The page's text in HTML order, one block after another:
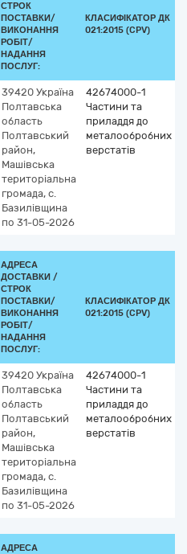
СТРОК
ПОСТАВКИ/
ВИКОНАННЯ
РОБІТ/
НАДАННЯ
ПОСЛУГ:
КЛАСИФІКАТОР ДК
021:2015 (CPV)
39420 Україна
Полтавська
область
Полтавський
район,
Машівська
територіальна
громада, с.
Базилівщина
по 31-05-2026
42674000-1
Частини та
приладдя до
металообробних
верстатів
АДРЕСА
ДОСТАВКИ /
СТРОК
ПОСТАВКИ/
ВИКОНАННЯ
РОБІТ/
НАДАННЯ
ПОСЛУГ:
КЛАСИФІКАТОР ДК
021:2015 (CPV)
39420 Україна
Полтавська
область
Полтавський
район,
Машівська
територіальна
громада, с.
Базилівщина
по 31-05-2026
42674000-1
Частини та
приладдя до
металообробних
верстатів
АДРЕСА